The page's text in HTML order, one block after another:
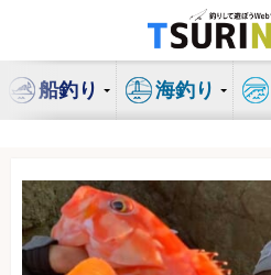
ン
船釣り 海釣り